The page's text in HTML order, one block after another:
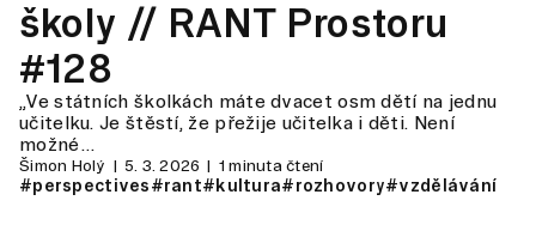
školy // RANT Prostoru
#128
„Ve státních školkách máte dvacet osm dětí na jednu
učitelku. Je štěstí, že přežije učitelka i děti. Není
možné…
Šimon Holý 5. 3. 2026 1 minuta čtení
#perspectives#rant#kultura#rozhovory#vzdělávání